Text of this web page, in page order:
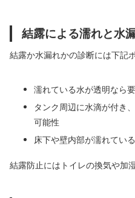
結露による濡れと水
結露か水漏れかの診断には下記
濡れている水が透明なら
タンク周辺に水滴が付き
可能性
床下や壁内部が濡れてい
結露防止にはトイレの換気や加